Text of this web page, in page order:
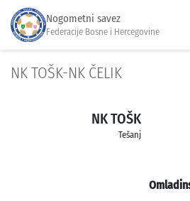
Nogometni savez
Federacije Bosne i Hercegovine
NK TOŠK-NK ČELIK
NK TOŠK
Tešanj